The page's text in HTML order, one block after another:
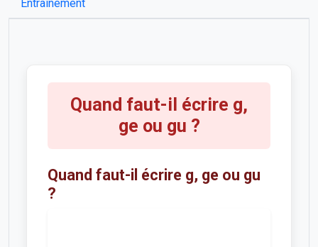
Entraînement
Quand faut-il écrire g,
ge ou gu ?
Quand faut-il écrire g, ge ou gu
?